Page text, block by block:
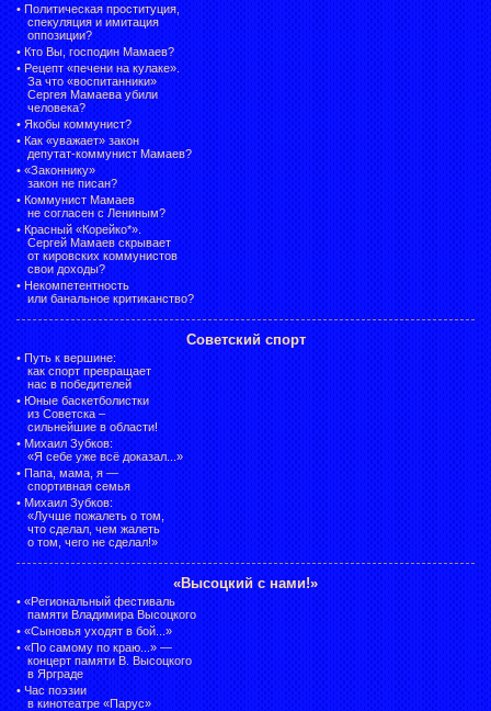
• Политическая проституция,
спекуляция и имитация
оппозиции?
• Кто Вы, господин Мамаев?
• Рецепт «печени на кулаке».
За что «воспитанники»
Сергея Мамаева убили
человека?
• Якобы коммунист?
• Как «уважает» закон
депутат-коммунист Мамаев?
• «Законнику»
закон не писан?
• Коммунист Мамаев
не согласен с Лениным?
• Красный «Корейко*».
Сергей Мамаев скрывает
от кировских коммунистов
свои доходы?
• Некомпетентность
или банальное критиканство?
Советский спорт
• Путь к вершине:
как спорт превращает
нас в победителей
• Юные баскетболистки
из Советска –
сильнейшие в области!
• Михаил Зубков:
«Я себе уже всё доказал...»
• Папа, мама, я —
спортивная семья
• Михаил Зубков:
«Лучше пожалеть о том,
что сделал, чем жалеть
о том, чего не сделал!»
«Высоцкий с нами!»
• «Региональный фестиваль
памяти Владимира Высоцкого
• «Сыновья уходят в бой...»
• «По самому по краю...» —
концерт памяти В. Высоцкого
в Ярграде
• Час поэзии
в кинотеатре «Парус»